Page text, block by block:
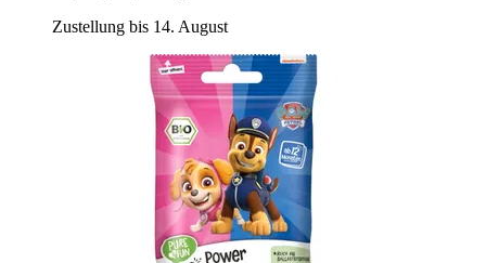
Zustellung bis 14. August